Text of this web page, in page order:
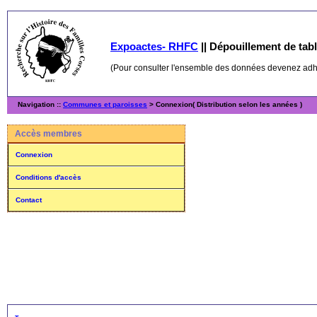
Expoactes- RHFC || Dépouillement de
(Pour consulter l'ensemble des données devenez
Navigation :: Communes et paroisses > Connexion( Distribution selon les années )
Accès membres
Connexion
Conditions d'accès
Contact